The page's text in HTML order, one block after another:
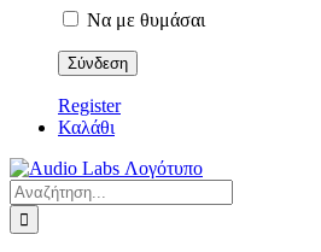
Να με θυμάσαι
Register
Καλάθι
Αναζήτηση
για: